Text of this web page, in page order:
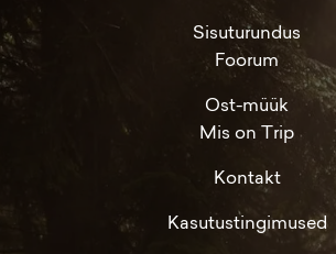
Sisuturundus
Foorum
Ost-müük
Mis on Trip
Kontakt
Kasutustingimused